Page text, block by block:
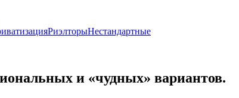
РиэлторыНестандартные
и «чудных» вариантов.